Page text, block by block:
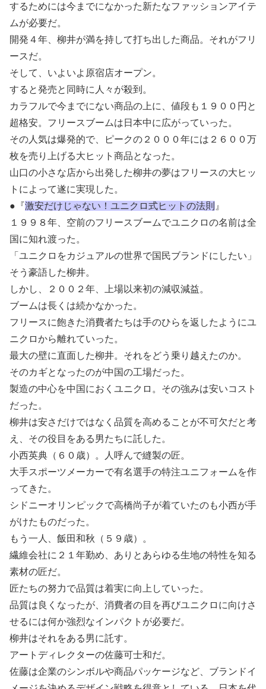
するためには今までになかった新たなファッションアイテ
ムが必要だ。
開発４年、柳井が満を持して打ち出した商品。それがフリ
ースだ。
そして、いよいよ原宿店オープン。
すると発売と同時に人々が殺到。
カラフルで今までにない商品の上に、値段も１９００円と
超格安。フリースブームは日本中に広がっていった。
その人気は爆発的で、ピークの２０００年には２６００万
枚を売り上げる大ヒット商品となった。
山口の小さな店から出発した柳井の夢はフリースの大ヒッ
トによって遂に実現した。
●『激安だけじゃない！ユニクロ式ヒットの法則 』
１９９８年、空前のフリースブームでユニクロの名前は全
国に知れ渡った。
「ユニクロをカジュアルの世界で国民ブランドにしたい」
そう豪語した柳井。
しかし、２００２年、上場以来初の減収減益。
ブームは長くは続かなかった。
フリースに飽きた消費者たちは手のひらを返したようにユ
ニクロから離れていった。
最大の壁に直面した柳井。それをどう乗り越えたのか。
そのカギとなったのが中国の工場だった。
製造の中心を中国におくユニクロ。その強みは安いコスト
だった。
柳井は安さだけではなく品質を高めることが不可欠だと考
え、その役目をある男たちに託した。
小西英典（６０歳）。人呼んで縫製の匠。
大手スポーツメーカーで有名選手の特注ユニフォームを作
ってきた。
シドニーオリンピックで高橋尚子が着ていたのも小西が手
がけたものだった。
もう一人、飯田和秋（５９歳）。
繊維会社に２１年勤め、ありとあらゆる生地の特性を知る
素材の匠だ。
匠たちの努力で品質は着実に向上していった。
品質は良くなったが、消費者の目を再びユニクロに向けさ
せるには何か強烈なインパクトが必要だ。
柳井はそれをある男に託す。
アートディレクターの佐藤可士和だ。
佐藤は企業のシンボルや商品パッケージなど、ブランドイ